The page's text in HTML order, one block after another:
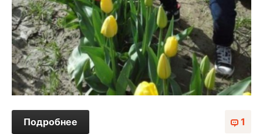
1
Подробнее